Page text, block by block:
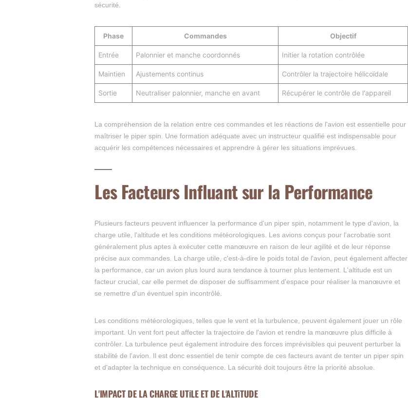
sécurité.
Phase Commandes Objectif
Entrée Palonnier et manche coordonnés Initier la rotation contrôlée
Maintien Ajustements continus Contrôler la trajectoire hélicoïdale
Sortie Neutraliser palonnier, manche en avant Récupérer le contrôle de l'appareil
La compréhension de la relation entre ces commandes et les réactions de l'avion est essentielle pour
maîtriser le piper spin. Une formation adéquate avec un instructeur qualifié est indispensable pour
acquérir les compétences nécessaires et apprendre à gérer les situations imprévues.
Les Facteurs Influant sur la Performance
Plusieurs facteurs peuvent influencer la performance d'un piper spin, notamment le type d'avion, la
charge utile, l'altitude et les conditions météorologiques. Les avions conçus pour l'acrobatie sont
généralement plus aptes à exécuter cette manœuvre en raison de leur agilité et de leur réponse
précise aux commandes. La charge utile, c'est-à-dire le poids total de l'avion, peut également affecter
la performance, car un avion plus lourd aura tendance à tourner plus lentement. L'altitude est un
facteur crucial, car elle permet de disposer de suffisamment d'espace pour réaliser la manœuvre et
se remettre d'un éventuel spin incontrôlé.
Les conditions météorologiques, telles que le vent et la turbulence, peuvent également jouer un rôle
important. Un vent fort peut affecter la trajectoire de l'avion et rendre la manœuvre plus difficile à
contrôler. La turbulence peut également introduire des forces imprévisibles qui peuvent perturber la
stabilité de l'avion. Il est donc essentiel de tenir compte de ces facteurs avant de tenter un piper spin
et d'adapter la technique en conséquence. La sécurité doit toujours être la priorité absolue.
L'IMPACT DE LA CHARGE UTILE ET DE L'ALTITUDE